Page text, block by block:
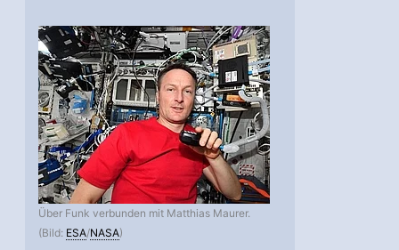
Über Funk verbunden mit Matthias Maurer.
(Bild: ESA/NASA)